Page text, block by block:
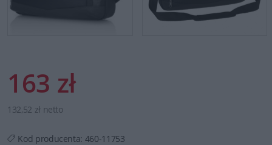
163 zł
132,52 zł netto
Kod producenta: 460-11753